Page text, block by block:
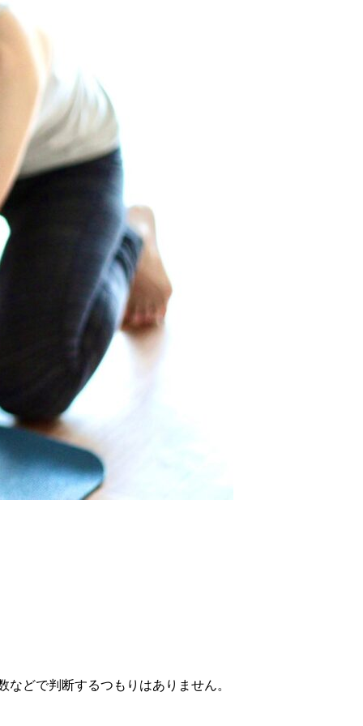
どで判断するつもりはありません。